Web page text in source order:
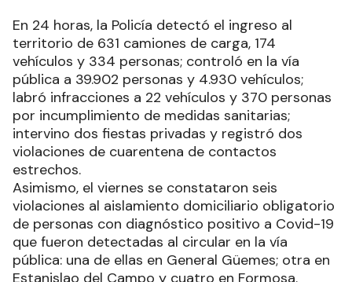
En 24 horas, la Policía detectó el ingreso al
territorio de 631 camiones de carga, 174
vehículos y 334 personas; controló en la vía
pública a 39.902 personas y 4.930 vehículos;
labró infracciones a 22 vehículos y 370 personas
por incumplimiento de medidas sanitarias;
intervino dos fiestas privadas y registró dos
violaciones de cuarentena de contactos
estrechos.
Asimismo, el viernes se constataron seis
violaciones al aislamiento domiciliario obligatorio
de personas con diagnóstico positivo a Covid-19
que fueron detectadas al circular en la vía
pública: una de ellas en General Güemes; otra en